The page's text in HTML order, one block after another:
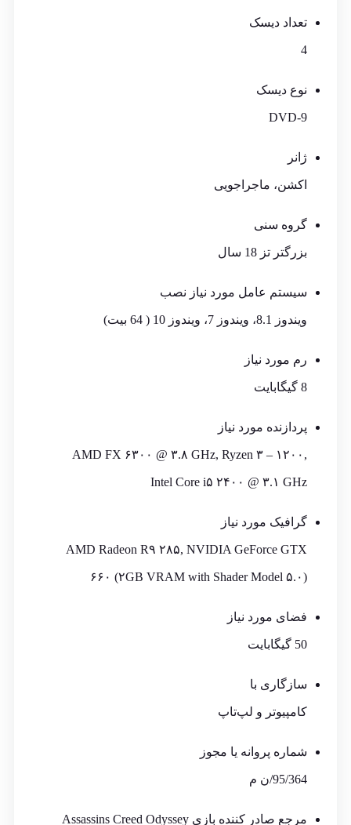
تعداد دیسک
4
نوع دیسک
DVD-9
ژانر
اکشن، ماجراجویی
گروه سنی
بزرگتر تز 18 سال
سیستم عامل مورد نیاز نصب
ویندوز 8.1، ویندوز 7، ویندوز 10 ( 64 بیت)
رم مورد نیاز
8 گیگابایت
پردازنده مورد نیاز
AMD FX ۶۳۰۰ @ ۳.۸ GHz, Ryzen ۳ – ۱۲۰۰,
Intel Core i۵ ۲۴۰۰ @ ۳.۱ GHz
گرافیک مورد نیاز
AMD Radeon R۹ ۲۸۵, NVIDIA GeForce GTX
۶۶۰ (۲GB VRAM with Shader Model ۵.۰)
فضای مورد نیاز
50 گیگابایت
سازگاری با
کامپیوتر و لپ‌تاپ
شماره پروانه یا مجوز
95/364/ن م
مرجع صادر کننده بازی Assassins Creed Odyssey